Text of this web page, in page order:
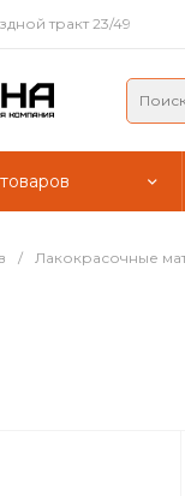
тракт 23/49
/ Лакокрасочные